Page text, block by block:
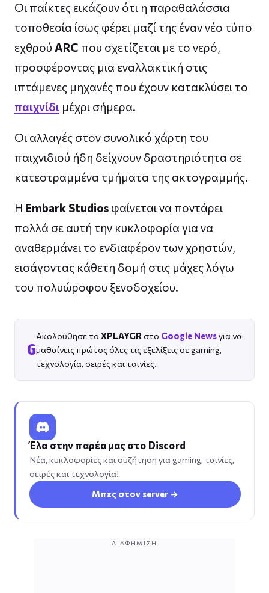
Οι παίκτες εικάζουν ότι η παραθαλάσσια
τοποθεσία ίσως φέρει μαζί της έναν νέο τύπο
εχθρού ARC που σχετίζεται με το νερό,
προσφέροντας μια εναλλακτική στις
ιπτάμενες μηχανές που έχουν κατακλύσει το
παιχνίδι μέχρι σήμερα.
Οι αλλαγές στον συνολικό χάρτη του
παιχνιδιού ήδη δείχνουν δραστηριότητα σε
κατεστραμμένα τμήματα της ακτογραμμής.
Η Embark Studios φαίνεται να ποντάρει
πολλά σε αυτή την κυκλοφορία για να
αναθερμάνει το ενδιαφέρον των χρηστών,
εισάγοντας κάθετη δομή στις μάχες λόγω
του πολυώροφου ξενοδοχείου.
G
Ακολούθησε το XPLAYGR στο Google Newsγια να
μαθαίνεις πρώτος όλες τις εξελίξεις σε gaming,
τεχνολογία, σειρές και ταινίες.
Έλα στην παρέα μας στο Discord
Νέα, κυκλοφορίες και συζήτηση για gaming, ταινίες,
σειρές και τεχνολογία!
Μπες στον server →
ΔΙΑΦΉΜΙΣΗ